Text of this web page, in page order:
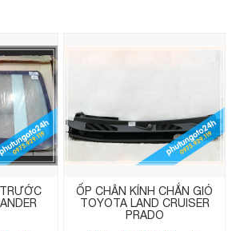
ỐP CHÂN KÍNH CHẮN GIÓ
TOYOTA LAND CRUISER
PRADO